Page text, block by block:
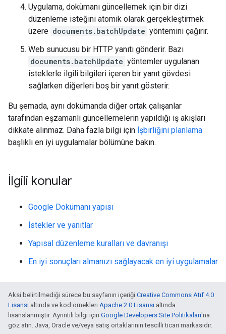
Uygulama, dokümanı güncellemek için bir dizi
düzenleme isteğini atomik olarak gerçekleştirmek
üzere documents.batchUpdate yöntemini çağırır.
Web sunucusu bir HTTP yanıtı gönderir. Bazı
documents.batchUpdate yöntemler uygulanan
isteklerle ilgili bilgileri içeren bir yanıt gövdesi
sağlarken diğerleri boş bir yanıt gösterir.
Bu şemada, aynı dokümanda diğer ortak çalışanlar
tarafından eşzamanlı güncellemelerin yapıldığı iş akışları
dikkate alınmaz. Daha fazla bilgi için İşbirliğini planlama
başlıklı en iyi uygulamalar bölümüne bakın.
İlgili konular
Google Dokümanı yapısı
İstekler ve yanıtlar
Yapısal düzenleme kuralları ve davranışı
En iyi sonuçları almanızı sağlayacak en iyi uygulamalar
Aksi belirtilmediği sürece bu sayfanın içeriği Creative Commons Atıf 4.0
Lisansı altında ve kod örnekleri Apache 2.0 Lisansı altında
lisanslanmıştır. Ayrıntılı bilgi için Google Developers Site Politikaları'na
göz atın. Java, Oracle ve/veya satış ortaklarının tescilli ticari markasıdır.